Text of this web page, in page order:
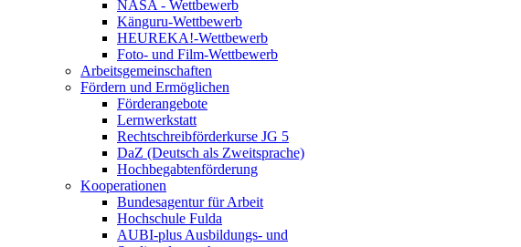
NASA - Wettbewerb
Känguru-Wettbewerb
HEUREKA!-Wettbewerb
Foto- und Film-Wettbewerb
Arbeitsgemeinschaften
Fördern und Ermöglichen
Förderangebote
Lernwerkstatt
Rechtschreibförderkurse JG 5
DaZ (Deutsch als Zweitsprache)
Hochbegabtenförderung
Kooperationen
Bundesagentur für Arbeit
Hochschule Fulda
AUBI-plus Ausbildungs- und